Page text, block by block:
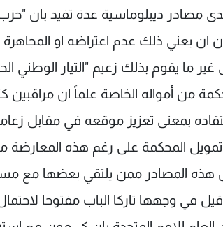
مصادر ديبلوماسية عدة تفيد بان
ان يعني ذلك عدم اعتراضه او
ما يقوم بذلك زعيم "التيار الوطني
من أمواله الخاصة علماً ان
بمعنى تعزيز موقعه في مقابل
المحكمة على رغم هذه المعارضة
المصادر ممن يلتقي بعضها مع
في وجهها تاركا الباب مفتوحا